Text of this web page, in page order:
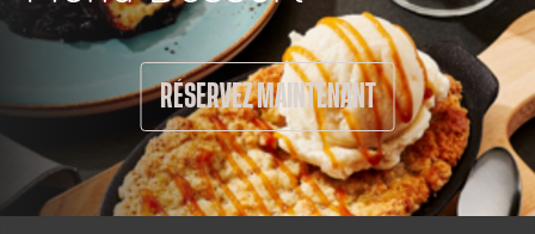
RÉSERVEZ MAINTENANT